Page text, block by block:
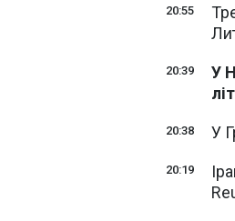
20:55
20:39
У
20:38 У
20:19